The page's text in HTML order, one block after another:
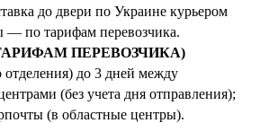
до двери по Украине курьером
по тарифам перевозчика.
ПЕРЕВОЗЧИКА)
до 3 дней между
(без учета дня отправления);
(в областные центры).